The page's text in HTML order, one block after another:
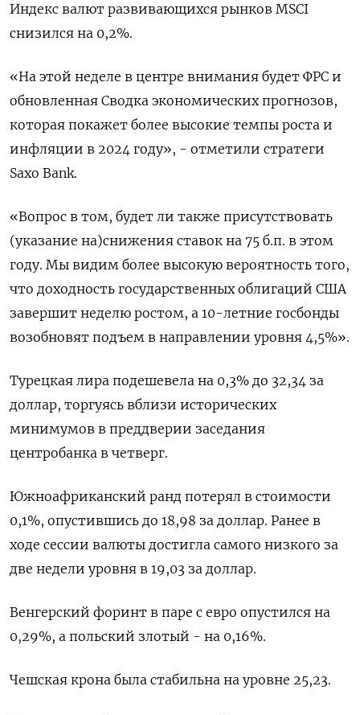
Индекс валют развивающихся рынков MSCI
снизился на 0,2%.
«На этой неделе в центре внимания будет ФРС и
обновленная Cводка экономических прогнозов,
которая покажет более высокие темпы роста и
инфляции в 2024 году», - отметили стратеги
Saxo Bank.
«Вопрос в том, будет ли также присутствовать
(указание на)снижения ставок на 75 б.п. в этом
году. Мы видим более высокую вероятность того,
что доходность государственных облигаций США
завершит неделю ростом, а 10-летние госбонды
возобновят подъем в направлении уровня 4,5%».
Турецкая лира подешевела на 0,3% до 32,34 за
доллар, торгуясь вблизи исторических
минимумов в преддверии заседания
центробанка в четверг.
Южноафриканский ранд потерял в стоимости
0,1%, опустившись до 18,98 за доллар. Ранее в
ходе сессии валюты достигла самого низкого за
две недели уровня в 19,03 за доллар.
Венгерский форинт в паре с евро опустился на
0,29%, а польский злотый - на 0,16%.
Чешская крона была стабильна на уровне 25,23.